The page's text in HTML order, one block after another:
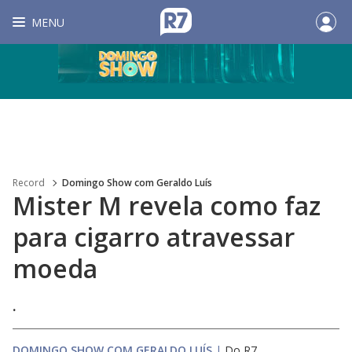
MENU
Record Domingo Show com Geraldo Luís
Mister M revela como faz
para cigarro atravessar
moeda
.